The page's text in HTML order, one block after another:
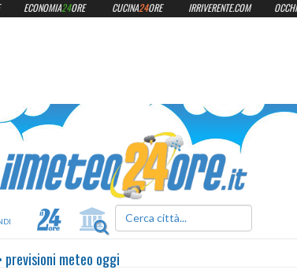
navigation
previsioni meteo oggi
ECONOMIA24ORE CUCINA24ORE IRRIVERENTE.COM